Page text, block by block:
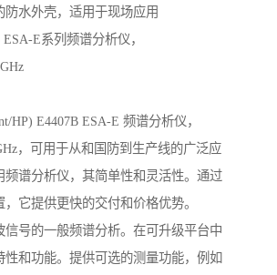
防水外壳，适用于现场应用
E系列频谱分析仪，
HP) E4407B ESA-E 频谱分析仪，
，可用于从和国防到生产线的广泛应
频谱分析仪，其简单性和灵活性。通过
它提供更快的交付和价格优势。
信号的一般频谱分析。在可升级平台中
性和功能。提供可选的测量功能，例如